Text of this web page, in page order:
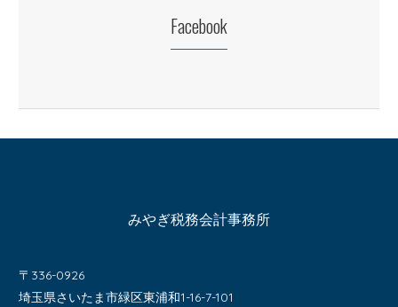
Facebook
みやぎ税務会計事務所
〒336-0926
埼玉県さいたま市緑区東浦和1-16-7-101